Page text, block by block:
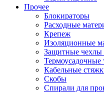
Прочее
Блокираторы
Расходные
Крепеж
Изоляционные
Защитные чехлы
Термоусадочные
Кабельные
Скобы
Спирали для